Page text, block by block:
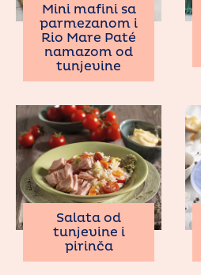
Mini mafini sa
parmezanom i
Rio Mare Paté
namazom od
tunjevine
Salata od
tunjevine i
pirinča